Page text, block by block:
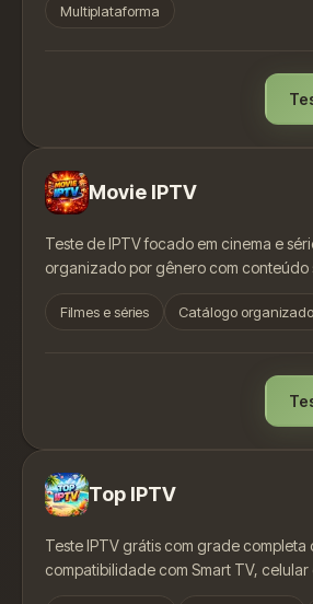
Multiplataforma
Movie IPTV
Teste de IPTV focado em cinema e
organizado por gênero com conteúdo
Filmes e séries Catálogo organizado
Top IPTV
Teste IPTV grátis com grade completa
compatibilidade com Smart TV, celular